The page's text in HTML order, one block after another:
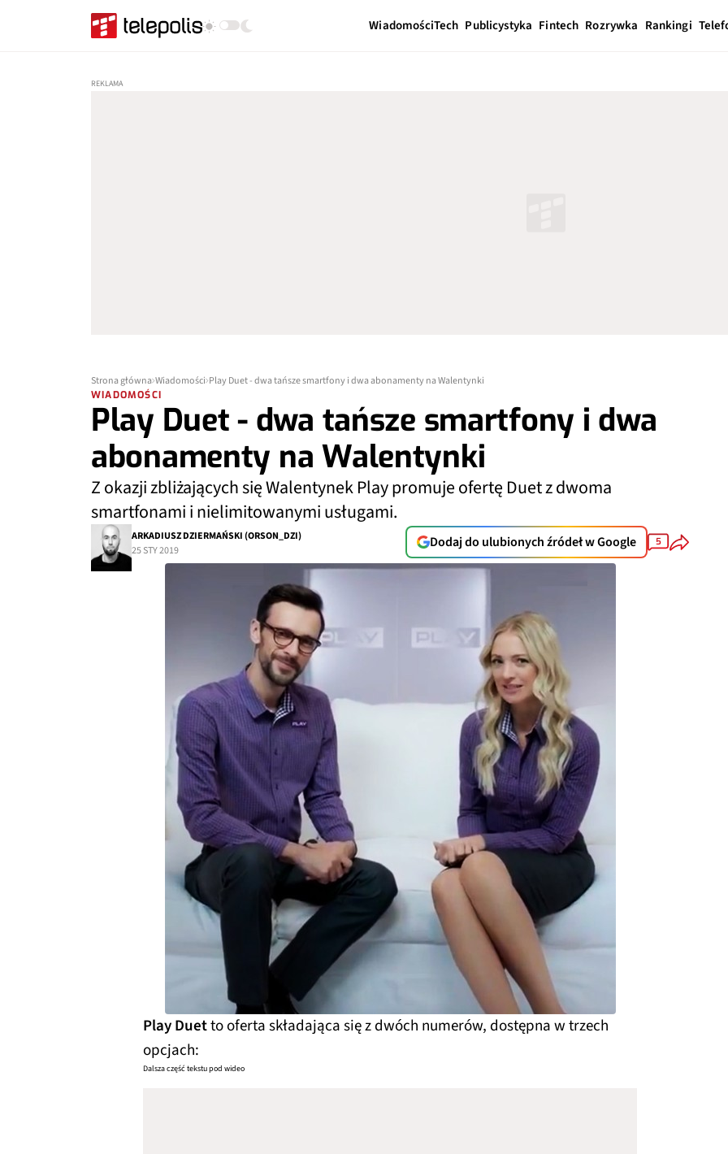
WiadomościTech Publicystyka Fintech Rozrywka Rankingi
Strona główna Wiadomości Play Duet - dwa tańsze smartfony i dwa abonamenty na Walentynki
WIADOMOŚCI
Play Duet - dwa tańsze smartfony i dwa
abonamenty na Walentynki
Z okazji zbliżających się Walentynek Play promuje ofertę Duet z dwoma
smartfonami i nielimitowanymi usługami.
ARKADIUSZ DZIERMAŃSKI (ORSON_DZI)
25 STY 2019
Dodaj do ulubionych źródeł w Google 5
Play Duetto oferta składająca się z dwóch numerów, dostępna w trzech
opcjach:
Dalsza część tekstu pod wideo